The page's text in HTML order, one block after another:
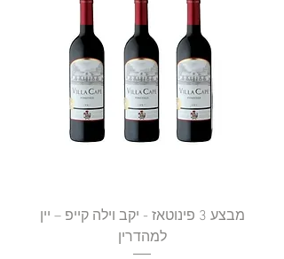
מבצע 3 פינוטאז - יקב וילה קייפ – יין
למהדרין